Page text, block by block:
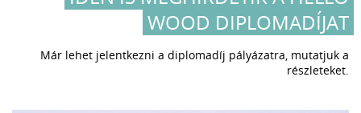
WOOD DIPLOMADÍJAT
Már lehet jelentkezni a diplomadíj pályázatra, mutatjuk a
részleteket.